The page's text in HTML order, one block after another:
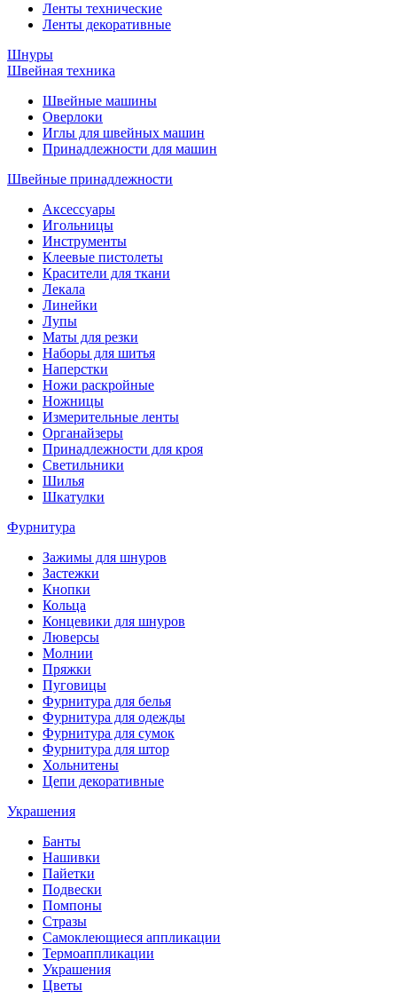
Ленты технические
Ленты декоративные
Шнуры
Швейная техника
Швейные машины
Оверлоки
Иглы для швейных машин
Принадлежности для машин
Швейные принадлежности
Аксессуары
Игольницы
Инструменты
Клеевые пистолеты
Красители для ткани
Лекала
Линейки
Лупы
Маты для резки
Наборы для шитья
Наперстки
Ножи раскройные
Ножницы
Измерительные ленты
Органайзеры
Принадлежности для кроя
Светильники
Шилья
Шкатулки
Фурнитура
Зажимы для шнуров
Застежки
Кнопки
Кольца
Концевики для шнуров
Люверсы
Молнии
Пряжки
Пуговицы
Фурнитура для белья
Фурнитура для одежды
Фурнитура для сумок
Фурнитура для штор
Хольнитены
Цепи декоративные
Украшения
Банты
Нашивки
Пайетки
Подвески
Помпоны
Стразы
Самоклеющиеся аппликации
Термоаппликации
Украшения
Цветы